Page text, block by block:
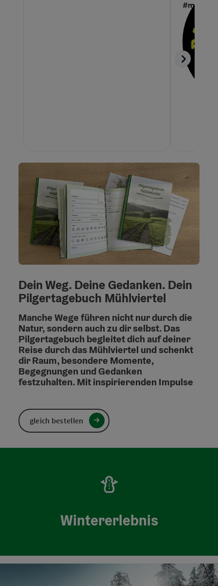
Dein Weg. Deine Gedanken. Dein
Pilgertagebuch Mühlviertel
Manche Wege führen nicht nur durch die
Natur, sondern auch zu dir selbst. Das
Pilgertagebuch begleitet dich auf deiner
Reise durch das Mühlviertel und schenkt
dir Raum, besondere Momente,
Begegnungen und Gedanken
festzuhalten. Mit inspirierenden Impulse
gleich bestellen
Wintererlebnis